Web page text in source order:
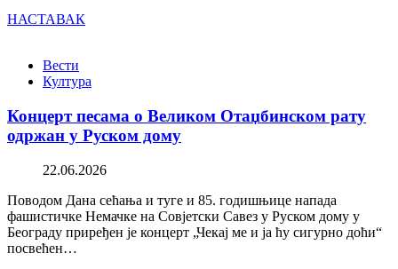
НАСТАВАК
Вести
Култура
Концерт песама о Великом Отаџбинском рату
одржан у Руском дому
22.06.2026
Поводом Дана сећања и туге и 85. годишњице напада
фашистичке Немачке на Совјетски Савез у Руском дому у
Београду приређен је концерт „Чекај ме и ја ћу сигурно доћи“
посвећен…